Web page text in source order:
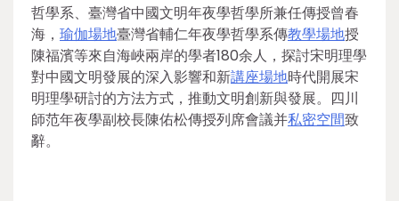
哲學系、臺灣省中國文明年夜學哲學所兼任傳授曾春
海， 瑜伽場地臺灣省輔仁年夜學哲學系傳教學場地授
陳福濱等來自海峽兩岸的學者180余人，探討宋明理學
對中國文明發展的深入影響和新講座場地時代開展宋
明理學研討的方法方式，推動文明創新與發展。四川
師范年夜學副校長陳佑松傳授列席會議并私密空間致
辭。